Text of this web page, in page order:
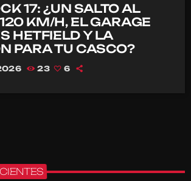
17: ¿UN SALTO AL
KM/H, EL GARAGE
HETFIELD Y LA
PARA TU CASCO?
23 6